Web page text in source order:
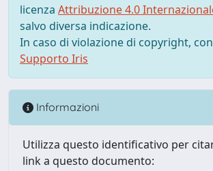
licenza Attribuzione 4.0
salvo diversa indicazione.
In caso di violazione di copyright,
Supporto Iris
Informazioni
Utilizza questo identificativo per
link a questo documento: